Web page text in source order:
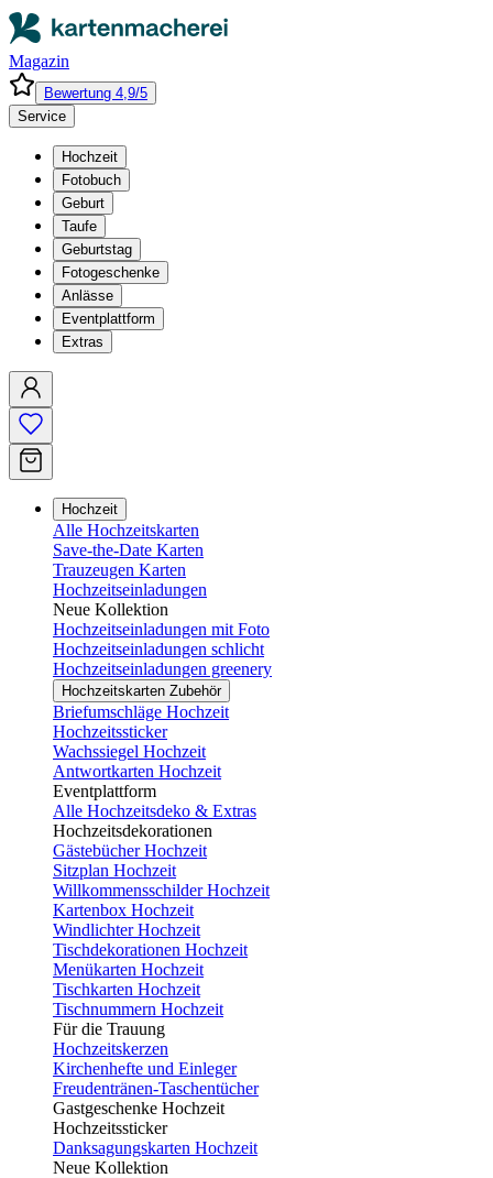
Magazin
Bewertung 4,9/5
Service
Hochzeit
Fotobuch
Geburt
Taufe
Geburtstag
Fotogeschenke
Anlässe
Eventplattform
Extras
Hochzeit
Alle Hochzeitskarten
Save-the-Date Karten
Trauzeugen Karten
Hochzeitseinladungen
Neue Kollektion
Hochzeitseinladungen mit Foto
Hochzeitseinladungen schlicht
Hochzeitseinladungen greenery
Hochzeitskarten Zubehör
Briefumschläge Hochzeit
Hochzeitssticker
Wachssiegel Hochzeit
Antwortkarten Hochzeit
Eventplattform
Alle Hochzeitsdeko & Extras
Hochzeitsdekorationen
Gästebücher Hochzeit
Sitzplan Hochzeit
Willkommensschilder Hochzeit
Kartenbox Hochzeit
Windlichter Hochzeit
Tischdekorationen Hochzeit
Menükarten Hochzeit
Tischkarten Hochzeit
Tischnummern Hochzeit
Für die Trauung
Hochzeitskerzen
Kirchenhefte und Einleger
Freudentränen-Taschentücher
Gastgeschenke Hochzeit
Hochzeitssticker
Danksagungskarten Hochzeit
Neue Kollektion